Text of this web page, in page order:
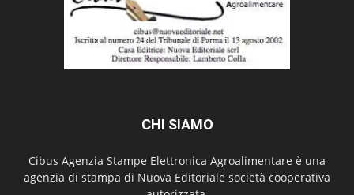
CHI SIAMO
Cibus Agenzia Stampe Elettronica Agroalimentare è una
agenzia di stampa di Nuova Editoriale società cooperativa